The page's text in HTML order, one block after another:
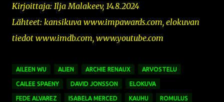
Kirjoittaja: Ilja Malakeev, 14.8.2024
Lähteet: kansikuva www.impawards.com, elokuvan
tiedot www.imdb.com, www.youtube.com
AILEEN WU ALIEN ARCHIE RENAUX ARVOSTELU
CAILEE SPAENY DAVID JONSSON ELOKUVA
FEDE ALVAREZ ISABELA MERCED KAUHU ROMULUS